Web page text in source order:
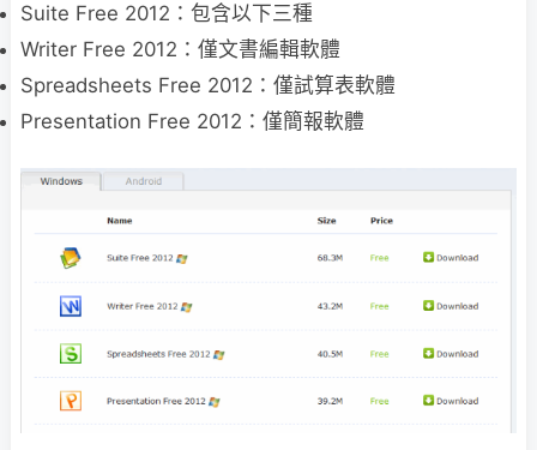
Suite Free 2012：包含以下三種
Writer Free 2012：僅文書編輯軟體
Spreadsheets Free 2012：僅試算表軟體
Presentation Free 2012：僅簡報軟體